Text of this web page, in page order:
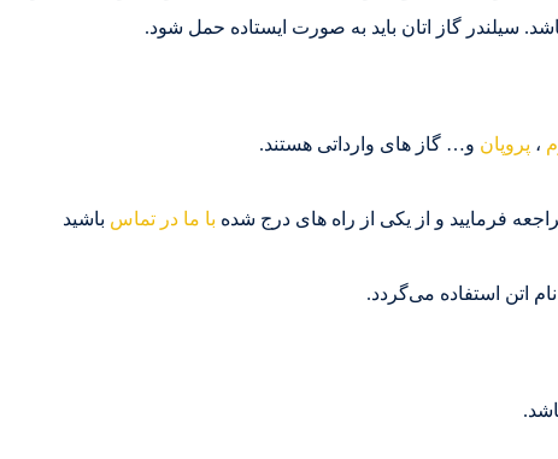
، پروپان و… گاز های وارداتی هستند.
فرمایید و از یکی از راه های درج شده با ما در تماس باشید
اتن استفاده می‌گردد.